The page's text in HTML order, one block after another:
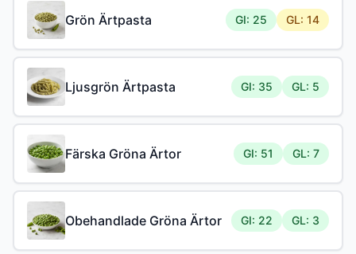
Grön Ärtpasta GI: 25 GL: 14
Ljusgrön Ärtpasta GI: 35 GL: 5
Färska Gröna Ärtor GI: 51 GL: 7
Obehandlade Gröna Ärtor GI: 22 GL: 3